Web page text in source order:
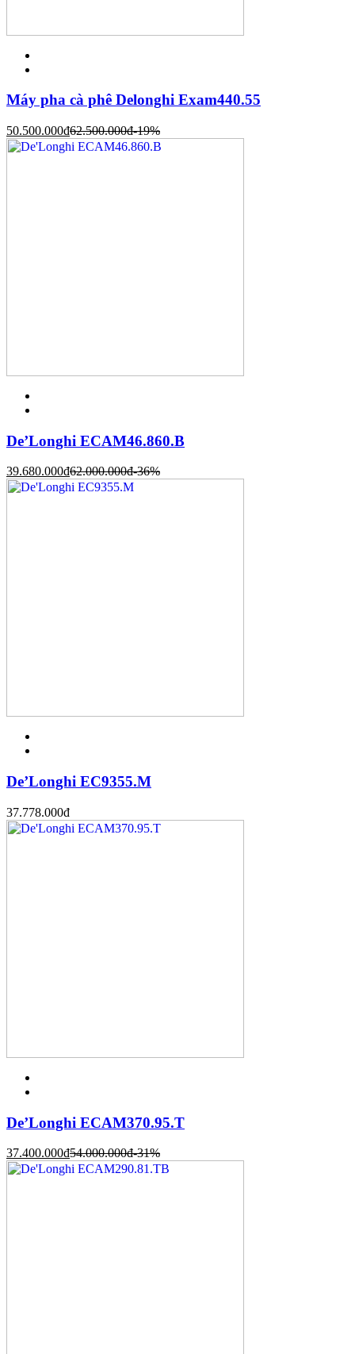
Máy pha cà phê Delonghi Exam440.55
50.500.000đ62.500.000đ-19%
De’Longhi ECAM46.860.B
39.680.000đ62.000.000đ-36%
De’Longhi EC9355.M
37.778.000đ
De’Longhi ECAM370.95.T
37.400.000đ54.000.000đ-31%